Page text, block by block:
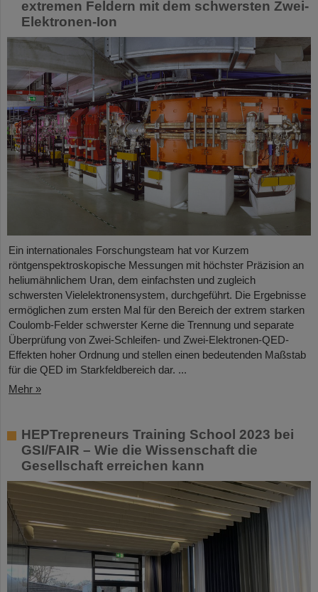
extremen Feldern mit dem schwersten Zwei-
Elektronen-Ion
Ein internationales Forschungsteam hat vor Kurzem
röntgenspektroskopische Messungen mit höchster Präzision an
heliumähnlichem Uran, dem einfachsten und zugleich
schwersten Vielelektronensystem, durchgeführt. Die Ergebnisse
ermöglichen zum ersten Mal für den Bereich der extrem starken
Coulomb-Felder schwerster Kerne die Trennung und separate
Überprüfung von Zwei-Schleifen- und Zwei-Elektronen-QED-
Effekten hoher Ordnung und stellen einen bedeutenden Maßstab
für die QED im Starkfeldbereich dar. ...
Mehr »
HEPTrepreneurs Training School 2023 bei
GSI/FAIR – Wie die Wissenschaft die
Gesellschaft erreichen kann